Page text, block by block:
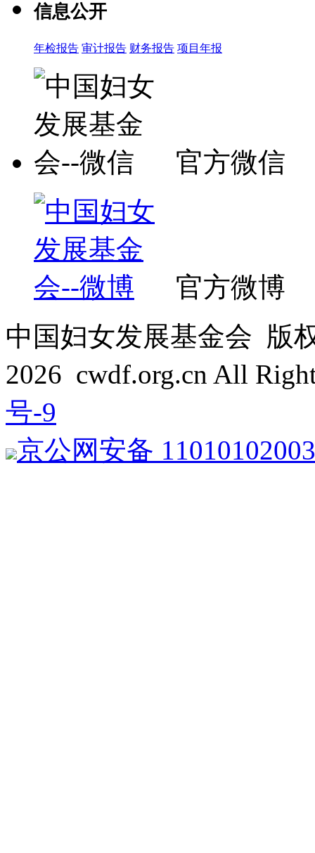
信息公开
年检报告 审计报告 财务报告 项目年报
官方微信
官方微博
中国妇女发展基金会 版
2026 cwdf.org.cn All
号-9
京公网安备